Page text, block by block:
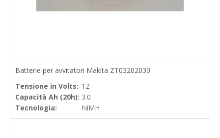
Batterie per avvitatori Makita ZT03202030
Tensione in Volts: 12
Capacità Ah (20h): 3.0
Tecnologia:
NiMH